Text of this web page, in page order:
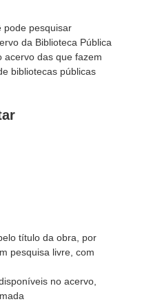
pode pesquisar
da Biblioteca Pública
acervo das que fazem
bibliotecas públicas
título da obra, por
pesquisa livre, com
no acervo,